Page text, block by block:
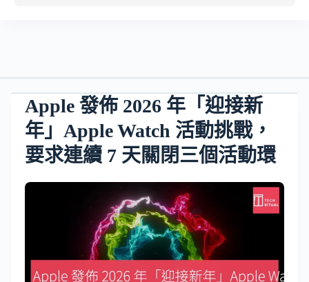
Apple 發佈 2026 年「迎接新
年」Apple Watch 活動挑戰，
要求連續 7 天關閉三個活動環